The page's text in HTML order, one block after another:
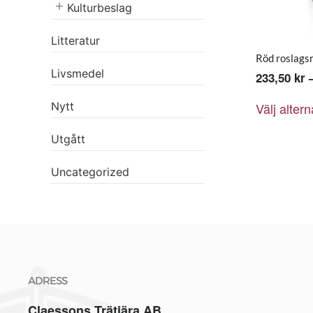
Kulturbeslag
Litteratur
Livsmedel
Nytt
Utgått
Uncategorized
Röd
233,50 kr
Välj
ADRESS